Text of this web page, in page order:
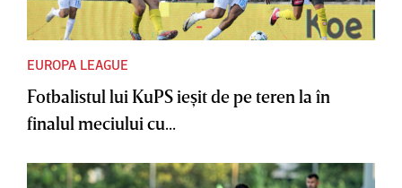
EUROPA LEAGUE
Fotbalistul lui KuPS ieşit de pe teren la în
finalul meciului cu...